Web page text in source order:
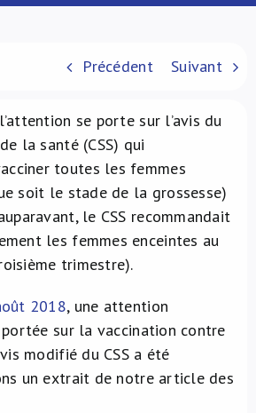
Précédent Suivant
se porte sur l’avis du
la santé (CSS) qui
toutes les femmes
soit le stade de la grossesse)
le CSS recommandait
les femmes enceintes au
trimestre).
2018, une attention
sur la vaccination contre
modifié du CSS a été
un extrait de notre article des